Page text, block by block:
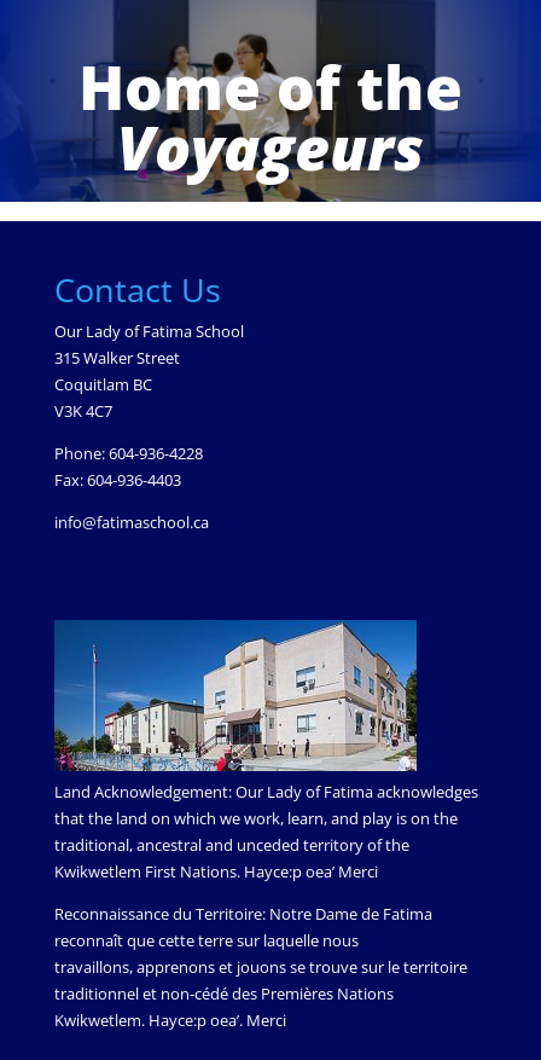
Home of the
Voyageurs
Contact Us
Our Lady of Fatima School
315 Walker Street
Coquitlam BC
V3K 4C7
Phone: 604-936-4228
Fax: 604-936-4403
info@fatimaschool.ca
Land Acknowledgement: Our Lady of Fatima acknowledges
that the land on which we work, learn, and play is on the
traditional, ancestral and unceded territory of the
Kwikwetlem First Nations. Hayce:p oea’ Merci
Reconnaissance du Territoire: Notre Dame de Fatima
reconnaît que cette terre sur laquelle nous
travaillons, apprenons et jouons se trouve sur le territoire
traditionnel et non-cédé des Premières Nations
Kwikwetlem. Hayce:p oea’. Merci